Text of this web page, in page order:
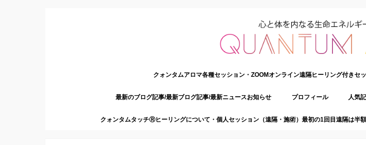
クォンタムアロマ各種セッション・ZOOMオンライン遠隔ヒーリング付きセ
最新のブログ記事/最新ブログ記事/最新ニュースお知らせ プロフィール 人気
クォンタムタッチⓇヒーリングについて・個人セッション（遠隔・施術）最初の1回目遠隔は半